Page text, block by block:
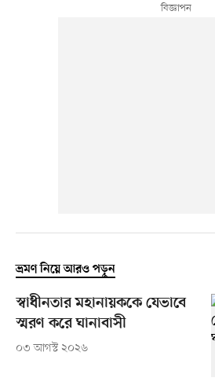
ভ্রমণ নিয়ে আরও পড়ুন
স্বাধীনতার মহানায়ককে যেভাবে
স্মরণ করে ঘানাবাসী
০৩ আগস্ট ২০২৬